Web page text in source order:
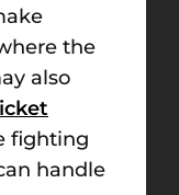
the
also
fighting
handle